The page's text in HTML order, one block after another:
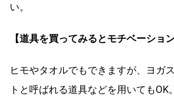
い。
【道具を買ってみるとモチベーショ
ヒモやタオルでもできますが、ヨガ
トと呼ばれる道具などを用いてもOK